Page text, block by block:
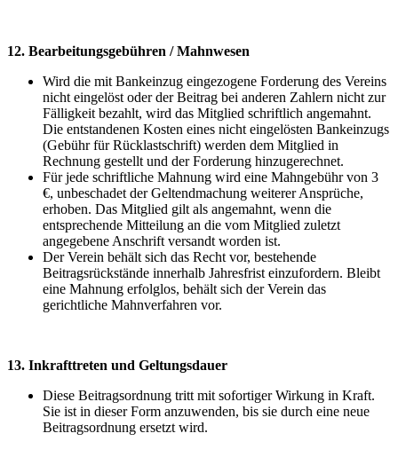
12. Bearbeitungsgebühren / Mahnwesen
Wird die mit Bankeinzug eingezogene Forderung des Vereins
nicht eingelöst oder der Beitrag bei anderen Zahlern nicht zur
Fälligkeit bezahlt, wird das Mitglied schriftlich angemahnt.
Die entstandenen Kosten eines nicht eingelösten Bankeinzugs
(Gebühr für Rücklastschrift) werden dem Mitglied in
Rechnung gestellt und der Forderung hinzugerechnet.
Für jede schriftliche Mahnung wird eine Mahngebühr von 3
€, unbeschadet der Geltendmachung weiterer Ansprüche,
erhoben. Das Mitglied gilt als angemahnt, wenn die
entsprechende Mitteilung an die vom Mitglied zuletzt
angegebene Anschrift versandt worden ist.
Der Verein behält sich das Recht vor, bestehende
Beitragsrückstände innerhalb Jahresfrist einzufordern. Bleibt
eine Mahnung erfolglos, behält sich der Verein das
gerichtliche Mahnverfahren vor.
13. Inkrafttreten und Geltungsdauer
Diese Beitragsordnung tritt mit sofortiger Wirkung in Kraft.
Sie ist in dieser Form anzuwenden, bis sie durch eine neue
Beitragsordnung ersetzt wird.